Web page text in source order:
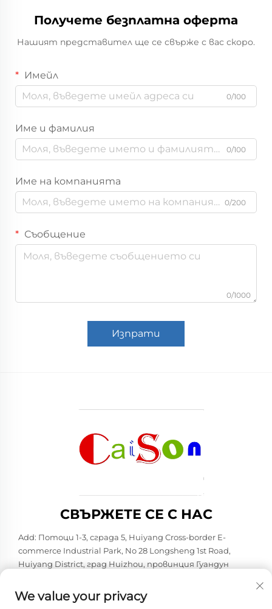
Получете безплатна оферта
Нашият представител ще се свърже с вас скоро.
Имейл
0/100
Име и фамилия
0/100
Име на компанията
0/200
Съобщение
0/1000
Изпрати
СВЪРЖЕТЕ СЕ С НАС
Add: Потоци 1-3, сграда 5, Huiyang Cross-border E-
commerce Industrial Park, No 28 Longsheng 1st Road,
Huiyang District, град Huizhou, провинция Гуандун
Имейл:[email protected]
We value your privacy